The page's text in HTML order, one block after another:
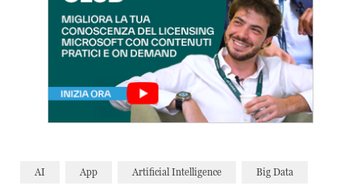
AI App Artificial Intelligence Big Data